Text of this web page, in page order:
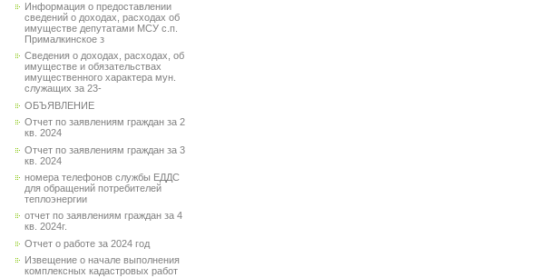
Информация о предоставлении
сведений о доходах, расходах об
имуществе депутатами МСУ с.п.
Прималкинское з
Сведения о доходах, расходах, об
имуществе и обязательствах
имущественного характера мун.
служащих за 23-
ОБЪЯВЛЕНИЕ
Отчет по заявлениям граждан за 2
кв. 2024
Отчет по заявлениям граждан за 3
кв. 2024
номера телефонов службы ЕДДС
для обращений потребителей
теплоэнергии
отчет по заявлениям граждан за 4
кв. 2024г.
Отчет о работе за 2024 год
Извещение о начале выполнения
комплексных кадастровых работ